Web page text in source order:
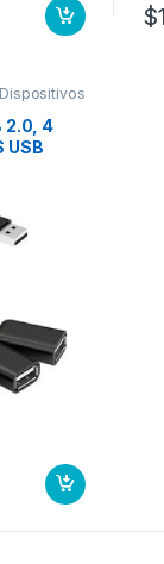
$
Dispositivos
2.0, 4
USB